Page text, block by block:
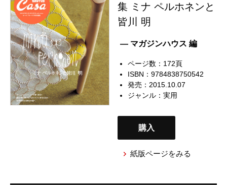
集 ミナ ペルホネンと
皆川 明
— マガジンハウス 編
ページ数：172頁
ISBN：9784838750542
発売：2015.10.07
ジャンル：実用
購入
紙版ページをみる